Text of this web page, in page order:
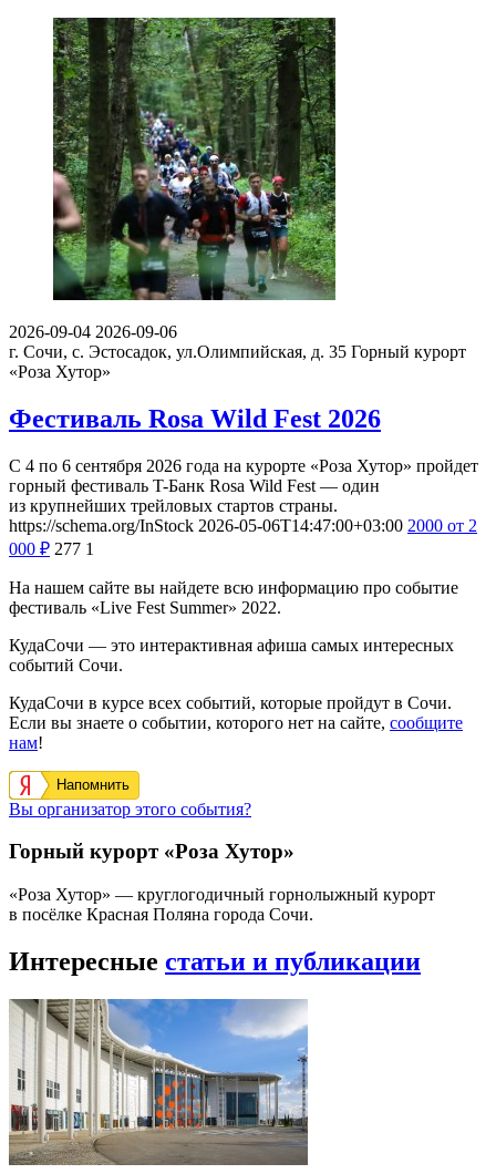
2026-09-04 2026-09-06
г. Сочи, с. Эстосадок, ул.Олимпийская, д. 35 Горный курорт
«Роза Хутор»
Фестиваль Rosa Wild Fest 2026
С 4 по 6 сентября 2026 года на курорте «Роза Хутор» пройдет
горный фестиваль T-Банк Rosa Wild Fest — один
из крупнейших трейловых стартов страны.
https://schema.org/InStock 2026-05-06T14:47:00+03:00 2000 от 2
000 ₽ 277 1
На нашем сайте вы найдете всю информацию про событие
фестиваль «Live Fest Summer» 2022.
КудаСочи — это интерактивная афиша самых интересных
событий Сочи.
КудаСочи в курсе всех событий, которые пройдут в Сочи.
Если вы знаете о событии, которого нет на сайте, сообщите
нам!
Напомнить
Вы организатор этого события?
Горный курорт «Роза Хутор»
«Роза Хутор» — круглогодичный горнолыжный курорт
в посёлке Красная Поляна города Сочи.
Интересные статьи и публикации